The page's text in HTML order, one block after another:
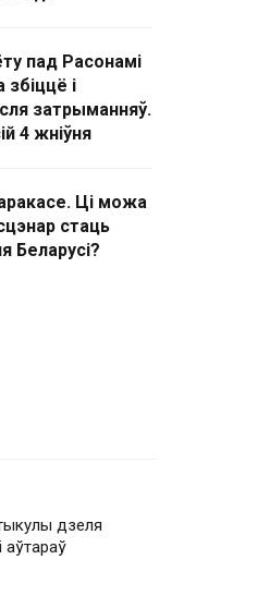
пад Расонамі
збіццё і
затрыманняў.
4 жніўня
Ці можа
стаць
Беларусі?
дзеля
аўтараў